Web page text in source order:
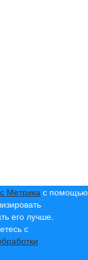
Метрикас помощью
его лучше.
с